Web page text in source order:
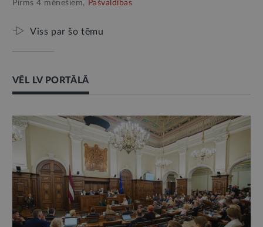
Pirms 4 mēnešiem, Pašvaldības
Viss par šo tēmu
VĒL LV PORTĀLĀ